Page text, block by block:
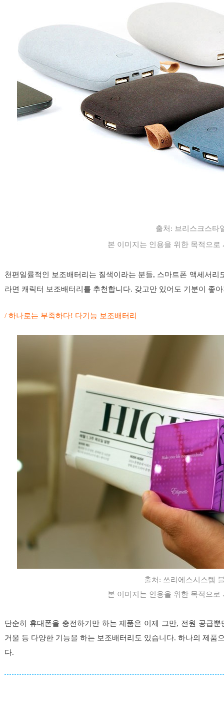
출처: 브리스크스타
본 이미지는 인용을 위한 목적으로
천편일률적인 보조배터리는 질색이라는 분들, 스마트폰 액세서
라면 캐릭터 보조배터리를 추천합니다. 갖고만 있어도 기분이 좋
/ 하나로는 부족하다! 다기능 보조배터리
출처: 쓰리에스시스템
본 이미지는 인용을 위한 목적으로
단순히 휴대폰을 충전하기만 하는 제품은 이제 그만, 전원 공급
거울 등 다양한 기능을 하는 보조배터리도 있습니다. 하나의 제품
다.